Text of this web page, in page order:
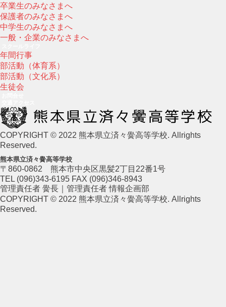
卒業生のみなさまへ
保護者のみなさまへ
中学生のみなさまへ
一般・企業のみなさまへ
年間行事
部活動（体育系）
部活動（文化系）
生徒会
COPYRIGHT © 2022 熊本県立済々黌高等学校. Allrights
Reserved.
熊本県立済々黌高等学校
〒860-0862 熊本市中央区黒髪2丁目22番1号
TEL (096)343-6195 FAX (096)346-8943
管理責任者 黌長｜管理責任者 情報企画部
COPYRIGHT © 2022 熊本県立済々黌高等学校. Allrights
Reserved.